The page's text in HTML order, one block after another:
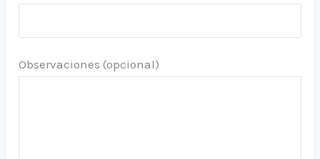
Observaciones (opcional)